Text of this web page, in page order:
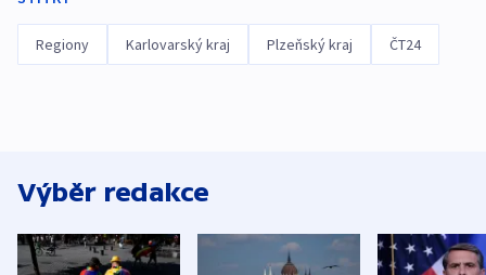
Regiony Karlovarský kraj Plzeňský kraj ČT24
Výběr redakce